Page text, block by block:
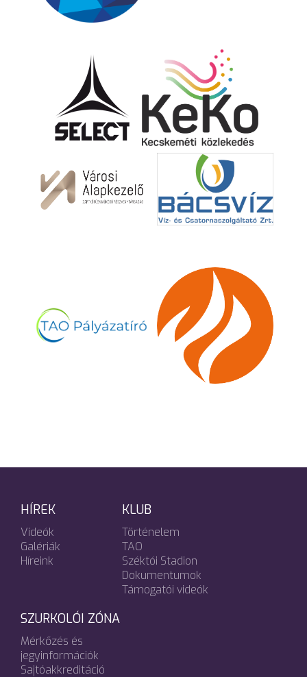
HÍREK
Videók
Galériák
Híreink
KLUB
Történelem
TAO
Széktói Stadion
Dokumentumok
Támogatói videók
SZURKOLÓI ZÓNA
Mérkőzés és
jegyinformációk
Sajtóakkreditáció